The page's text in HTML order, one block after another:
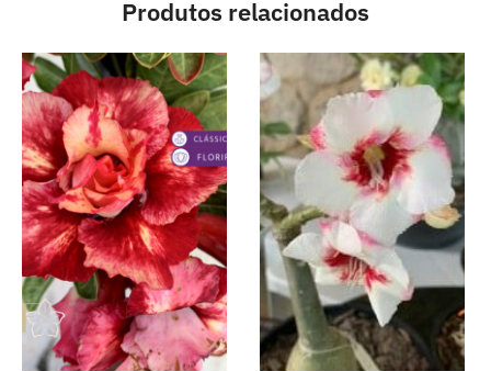
Produtos relacionados